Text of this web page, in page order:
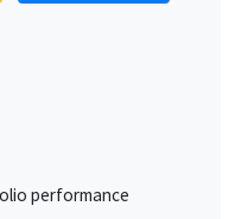
performance